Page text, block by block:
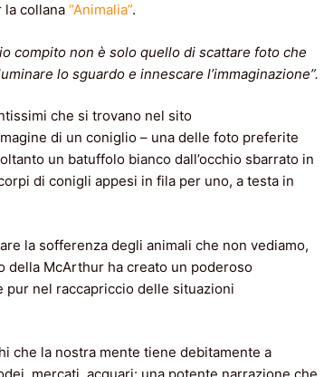
la collana “Animalia”.
compito non è solo quello di scattare foto che
lo sguardo e innescare l’immaginazione”.
che si trovano nel sito
di un coniglio – una delle foto preferite
un batuffolo bianco dall’occhio sbarrato in
di conigli appesi in fila per uno, a testa in
la sofferenza degli animali che non vediamo,
della McArthur ha creato un poderoso
pur nel raccapriccio delle situazioni
che la nostra mente tiene debitamente a